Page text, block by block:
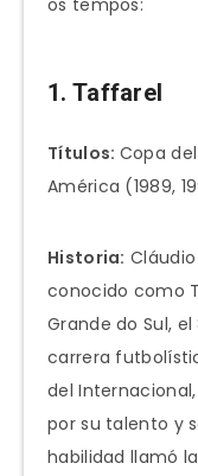
os tempos:
1. Taffarel
Títulos: Copa
América (1989,
Historia:
conocido como
Grande do Sul,
carrera
del
por su talento y
habilidad llamó